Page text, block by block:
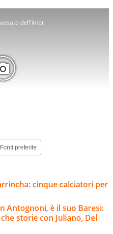
dell'Inter
Fonti preferite
cinque calciatori per
Antognoni, è il suo Baresi:
storie con Juliano, Del